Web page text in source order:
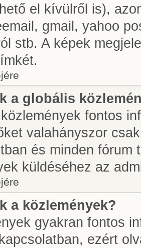
el kívülről is),
gmail, yahoo
stb. A képek
a globális
fontos
valahányszor
és minden fórum
küldéséhez az
a közlemények?
gyakran fontos
ezért